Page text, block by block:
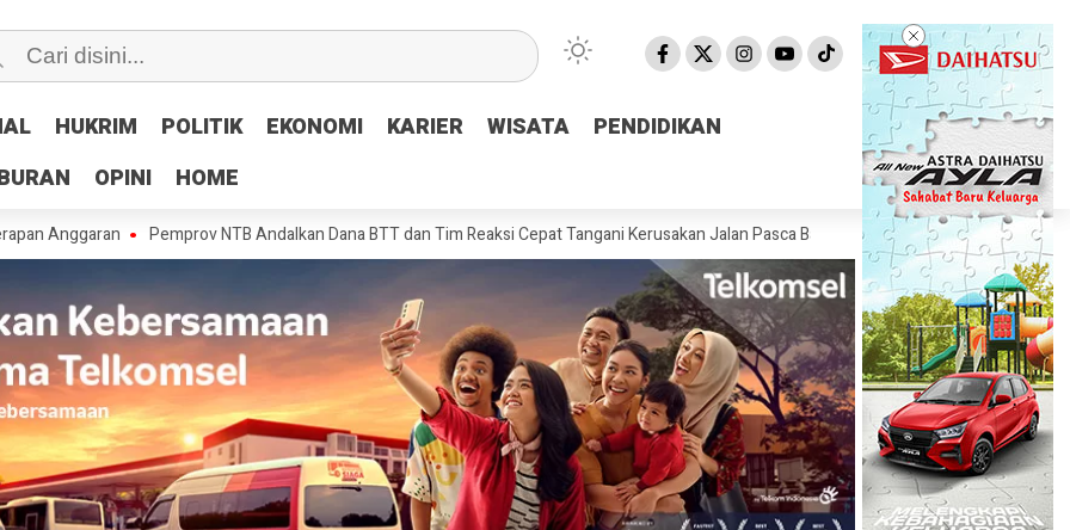
HUKRIM POLITIK EKONOMI KARIER WISATA
PENDIDIKAN
OPINI HOME
HUKRIM POLITIK EKONOMI KARIER WISATA
PENDIDIKAN
OPINI HOME
Pemprov NTB Andalkan Dana BTT dan Tim Reaksi Cepat Tangani Kerusakan Jalan Pasca Banjir Pemprov NTB Segera Luncurkan